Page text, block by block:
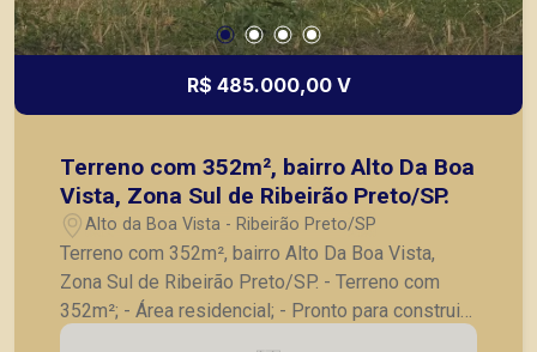
R$ 485.000,00 V
Terreno com 352m², bairro Alto Da Boa
Vista, Zona Sul de Ribeirão Preto/SP.
Alto da Boa Vista - Ribeirão Preto/SP
Terreno com 352m², bairro Alto Da Boa Vista,
Zona Sul de Ribeirão Preto/SP. - Terreno com
352m²; - Área residencial; - Pronto para construir;
- Próximo a Fiusa na Zona Sul de Ribeirão Preto.